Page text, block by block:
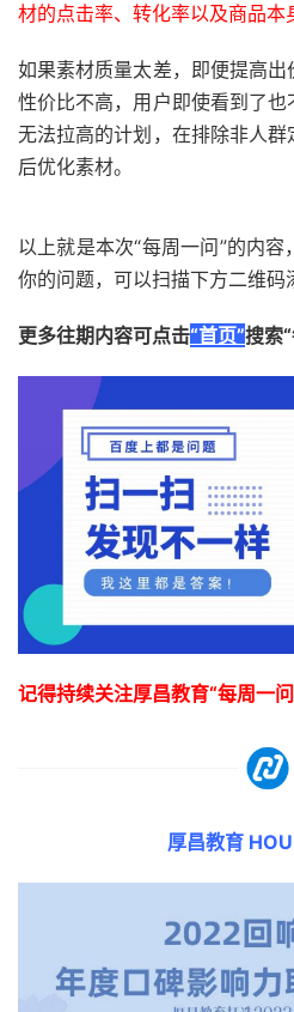
材的点击率、转化率以及商品本
如果素材质量太差，即便提高
性价比不高，用户即使看到了
无法拉高的计划，在排除非人
后优化素材。
以上就是本次“每周一问”的内
你的问题，可以扫描下方二维码
更多往期内容可点击“首页”搜索
记得持续关注厚昌教育“每周一
厚昌教育